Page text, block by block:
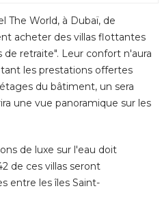
The World, à Dubaï, de
acheter des villas flottantes
retraite". Leur confort n'aura
les prestations offertes
du bâtiment, un sera
une vue panoramique sur les
de luxe sur l'eau doit
de ces villas seront
entre les îles Saint-